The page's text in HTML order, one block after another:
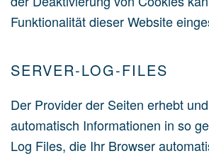
Funktionalität dieser Website
SERVER-LOG-FILES
Der Provider der Seiten erhebt
automatisch Informationen in so
Log Files, die Ihr Browser